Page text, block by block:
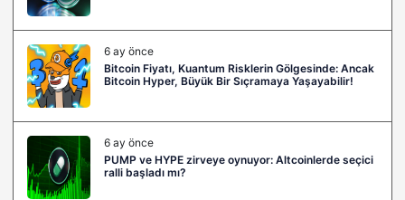
6 ay önce
Bitcoin Fiyatı, Kuantum Risklerin Gölgesinde: Ancak
Bitcoin Hyper, Büyük Bir Sıçramaya Yaşayabilir!
6 ay önce
PUMP ve HYPE zirveye oynuyor: Altcoinlerde seçici
ralli başladı mı?